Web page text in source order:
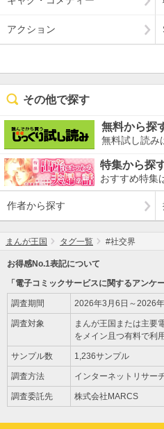
アクション
その他で探す
無料から探
無料試し読み
特集から探
おすすめ特集
作者から探す
まんが王国 タグ一覧 #社交界
お得感No.1表記について
「電子コミックサービスに関するアンケー
調査期間 2026年3月6日～2026
調査対象
まんが王国または主要
をメイン且つ有料で利
サンプル数 1,236サンプル
調査方法 インターネットリサー
調査委託先 株式会社MARCS